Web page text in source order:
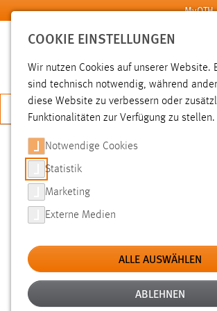
Zum Hauptinhalt springen MyOTH
JETZT BEWERBEN
SUCHE
FILTER
Typ
Erstellungsdatum
COOKIE EINSTELLUNGEN
Wir nutzen Cookies auf unserer Website.
sind technisch notwendig, während
diese Website zu verbessern oder
Funktionalitäten zur Verfügung zu stellen.
Notwendige Cookies
Statistik
Marketing
Externe Medien
ALLE AUSWÄHLEN
ABLEHNEN